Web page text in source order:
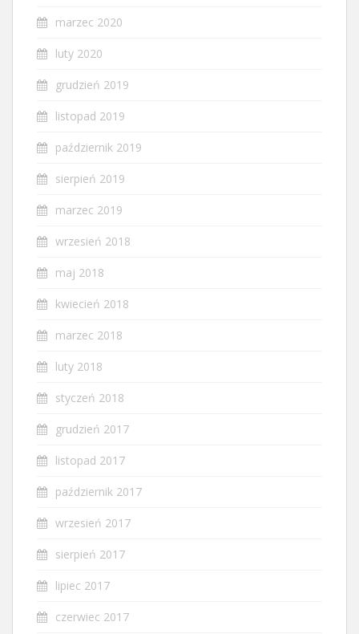
marzec 2020
luty 2020
grudzień 2019
listopad 2019
październik 2019
sierpień 2019
marzec 2019
wrzesień 2018
maj 2018
kwiecień 2018
marzec 2018
luty 2018
styczeń 2018
grudzień 2017
listopad 2017
październik 2017
wrzesień 2017
sierpień 2017
lipiec 2017
czerwiec 2017